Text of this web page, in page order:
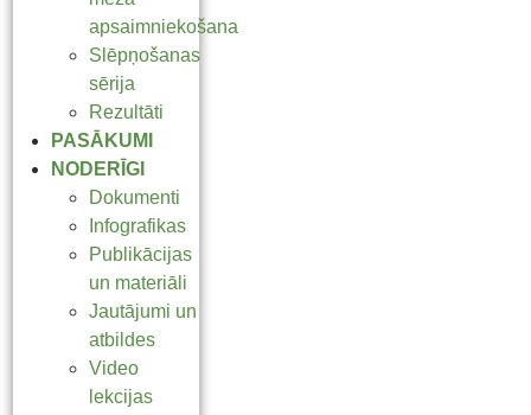
apsaimniekošana
Slēpņošanas
sērija
Rezultāti
PASĀKUMI
NODERĪGI
Dokumenti
Infografikas
Publikācijas
un materiāli
Jautājumi un
atbildes
Video
lekcijas